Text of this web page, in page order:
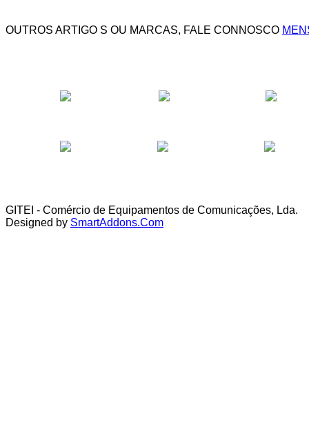
OUTROS ARTIGO S OU MARCAS, FALE CONNOSCO
GITEI - Comércio de Equipamentos de Comunicações, Lda.
Designed by SmartAddons.Com